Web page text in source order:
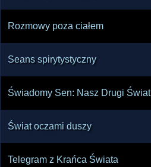
Rozmowy poza ciałem
Seans spirytystyczny
Świadomy Sen: Nasz Drugi Świat
Świat oczami duszy
Telegram z Krańca Świata